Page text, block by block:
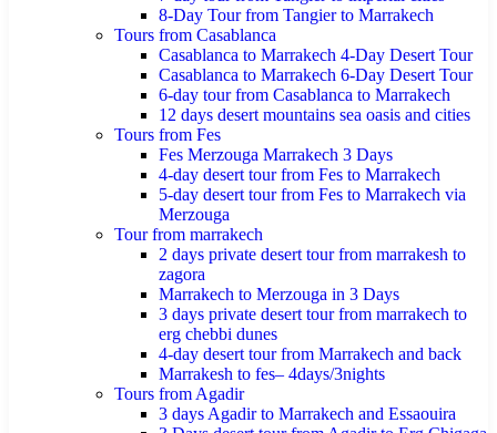
8-Day Tour from Tangier to Marrakech
Tours from Casablanca
Casablanca to Marrakech 4-Day Desert Tour
Casablanca to Marrakech 6-Day Desert Tour
6-day tour from Casablanca to Marrakech
12 days desert mountains sea oasis and cities
Tours from Fes
Fes Merzouga Marrakech 3 Days
4-day desert tour from Fes to Marrakech
5-day desert tour from Fes to Marrakech via
Merzouga
Tour from marrakech
2 days private desert tour from marrakesh to
zagora
Marrakech to Merzouga in 3 Days
3 days private desert tour from marrakech to
erg chebbi dunes
4-day desert tour from Marrakech and back
Marrakesh to fes– 4days/3nights
Tours from Agadir
3 days Agadir to Marrakech and Essaouira